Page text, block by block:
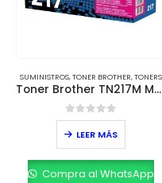
SUMINISTROS,TONER HP,TONERS
Toner HP CB435AD (35ad) para LaserJet P1005 y P1006
0out of 5
$150.00
AÑADIR AL CARRITO